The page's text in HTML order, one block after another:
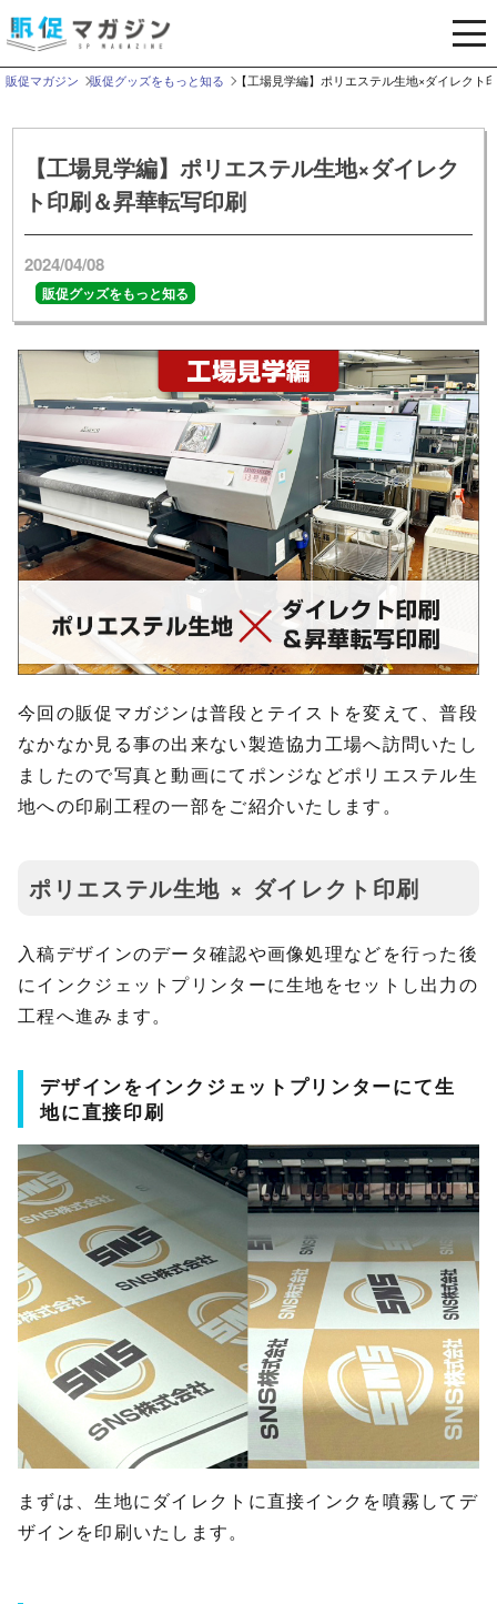
メ
ニ
ュ
ー
く
販促マガジン 販促グッズをもっと知る 【工場見学編】ポリエステル生地×ダイレクト
【工場見学編】ポリエステル生地×ダイレク
ト印刷＆昇華転写印刷
2024/04/08
販促グッズをもっと知る
今回の販促マガジンは普段とテイストを変えて、普段
なかなか見る事の出来ない製造協力工場へ訪問いたし
ましたので写真と動画にてポンジなどポリエステル生
地への印刷工程の一部をご紹介いたします。
ポリエステル生地 × ダイレクト印刷
入稿デザインのデータ確認や画像処理などを行った後
にインクジェットプリンターに生地をセットし出力の
工程へ進みます。
デザインをインクジェットプリンターにて生
地に直接印刷
まずは、生地にダイレクトに直接インクを噴霧してデ
ザインを印刷いたします。